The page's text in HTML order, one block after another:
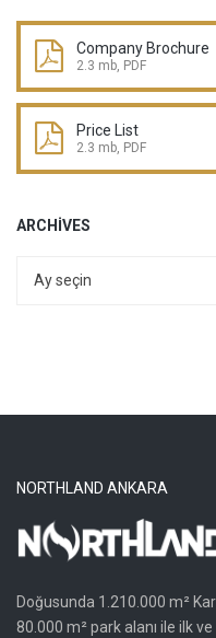
Company Brochure
2.3 mb, PDF
Price List
2.3 mb, PDF
ARCHIVES
Ay seçin
NORTHLAND ANKARA
Doğusunda 1.210.000 m²
80.000 m² park alanı ile ilk